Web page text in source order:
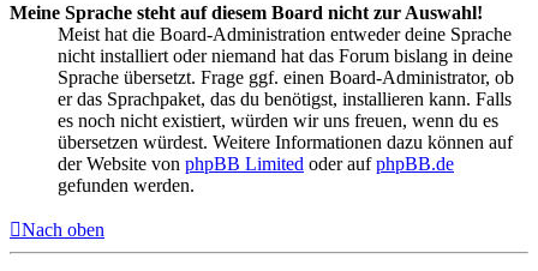
Meine Sprache steht auf diesem Board nicht zur Auswahl!
Meist hat die Board-Administration entweder deine Sprache
nicht installiert oder niemand hat das Forum bislang in deine
Sprache übersetzt. Frage ggf. einen Board-Administrator, ob
er das Sprachpaket, das du benötigst, installieren kann. Falls
es noch nicht existiert, würden wir uns freuen, wenn du es
übersetzen würdest. Weitere Informationen dazu können auf
der Website von phpBB Limited oder aufphpBB.de
gefunden werden.
Nach oben